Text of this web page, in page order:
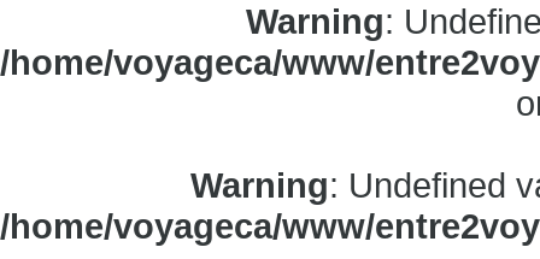
Warning:
/home/voyageca/www/
Warning: Undefined
/home/voyageca/www/